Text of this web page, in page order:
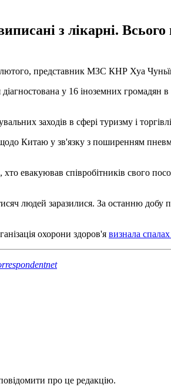
з лікарні.
лютого, представник МЗС КНР Хуа
у 16 ​​іноземних громадян
заходів в сфері туризму і
у зв'язку з поширенням
евакуював співробітників свого
людей заразилися. За останню добу
охорони здоров'я визнала
про це редакцію.